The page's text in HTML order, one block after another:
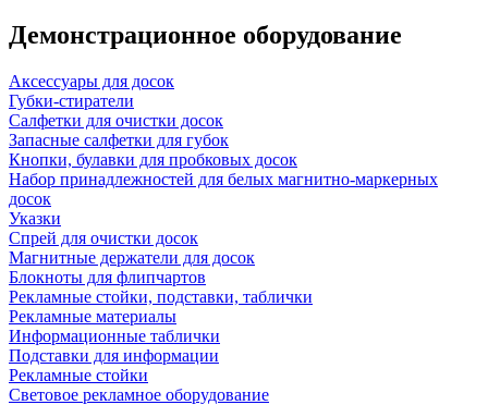
Демонстрационное оборудование
Аксессуары для досок
Губки-стиратели
Салфетки для очистки досок
Запасные салфетки для губок
Кнопки, булавки для пробковых досок
Набор принадлежностей для белых магнитно-маркерных
досок
Указки
Спрей для очистки досок
Магнитные держатели для досок
Блокноты для флипчартов
Рекламные стойки, подставки, таблички
Рекламные материалы
Информационные таблички
Подставки для информации
Рекламные стойки
Световое рекламное оборудование